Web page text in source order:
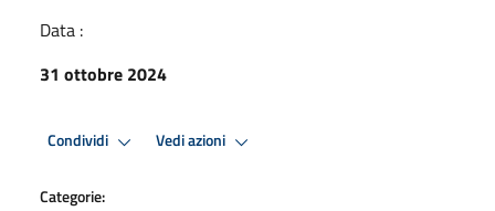
Data :
31 ottobre 2024
Condividi Vedi azioni
Categorie: